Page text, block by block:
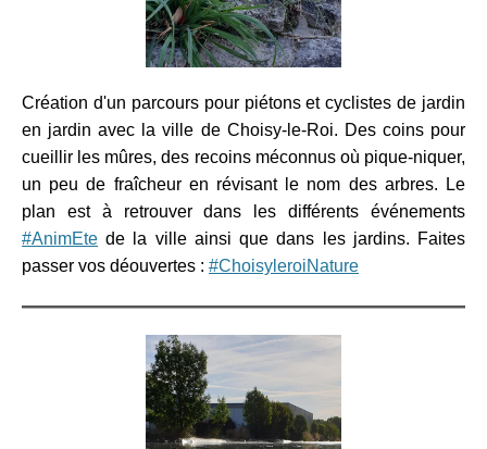
Création d'un parcours pour piétons et cyclistes de jardin
en jardin avec la ville de Choisy-le-Roi. Des coins pour
cueillir les mûres, des recoins méconnus où pique-niquer,
un peu de fraîcheur en révisant le nom des arbres. Le
plan est à retrouver dans les différents événements
#AnimEte de la ville ainsi que dans les jardins. Faites
passer vos déouvertes : #ChoisyleroiNature